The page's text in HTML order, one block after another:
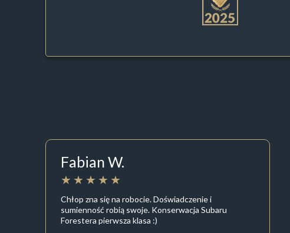
Fabian W.
Chłop zna się na robocie. Doświadczenie i
sumienność robią swoje. Konserwacja Subaru
Forestera pierwsza klasa :)